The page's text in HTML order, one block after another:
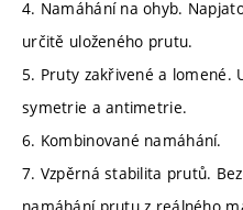
4. Namáhání na ohyb.
určitě uloženého prutu.
5. Pruty zakřivené a lomené.
symetrie a antimetrie.
6. Kombinované namáhání.
7. Vzpěrná stabilita prutů.